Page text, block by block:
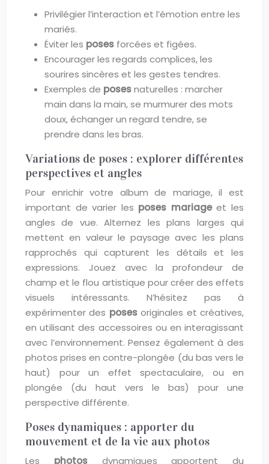
Privilégier l’interaction et l’émotion entre les
mariés.
Éviter les poses forcées et figées.
Encourager les regards complices, les
sourires sincères et les gestes tendres.
Exemples de posesnaturelles : marcher
main dans la main, se murmurer des mots
doux, échanger un regard tendre, se
prendre dans les bras.
Variations de poses : explorer différentes
perspectives et angles
Pour enrichir votre album de mariage, il est
important de varier les poses mariageet les
angles de vue. Alternez les plans larges qui
mettent en valeur le paysage avec les plans
rapprochés qui capturent les détails et les
expressions. Jouez avec la profondeur de
champ et le flou artistique pour créer des effets
visuels intéressants. N’hésitez pas à
expérimenter des posesoriginales et créatives,
en utilisant des accessoires ou en interagissant
avec l’environnement. Pensez également à des
photos prises en contre-plongée (du bas vers le
haut) pour un effet spectaculaire, ou en
plongée (du haut vers le bas) pour une
perspective différente.
Poses dynamiques : apporter du
mouvement et de la vie aux photos
Les photos dynamiques apportent du